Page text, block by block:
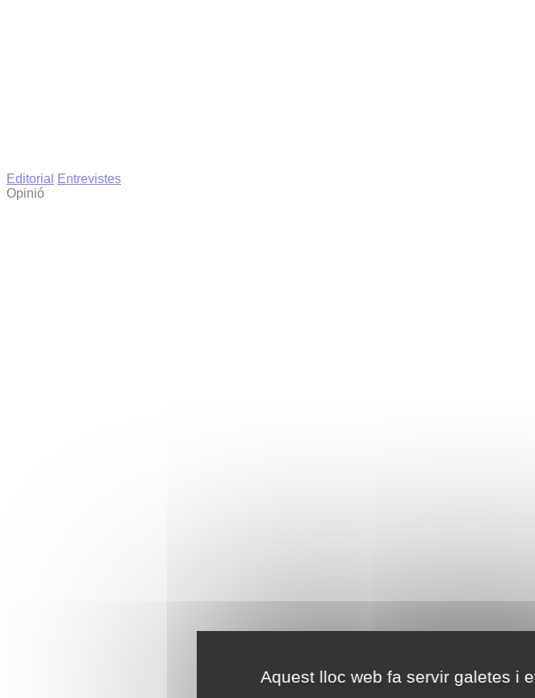
Aquest lloc web fa servir galetes i
Editorial
Entrevistes
Opinió